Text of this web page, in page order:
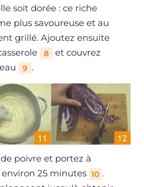
soit dorée : ce riche
plus savoureuse et au
grillé. Ajoutez ensuite
8
et couvrez
9 .
poivre et portez à
environ 25 minutes 10 .